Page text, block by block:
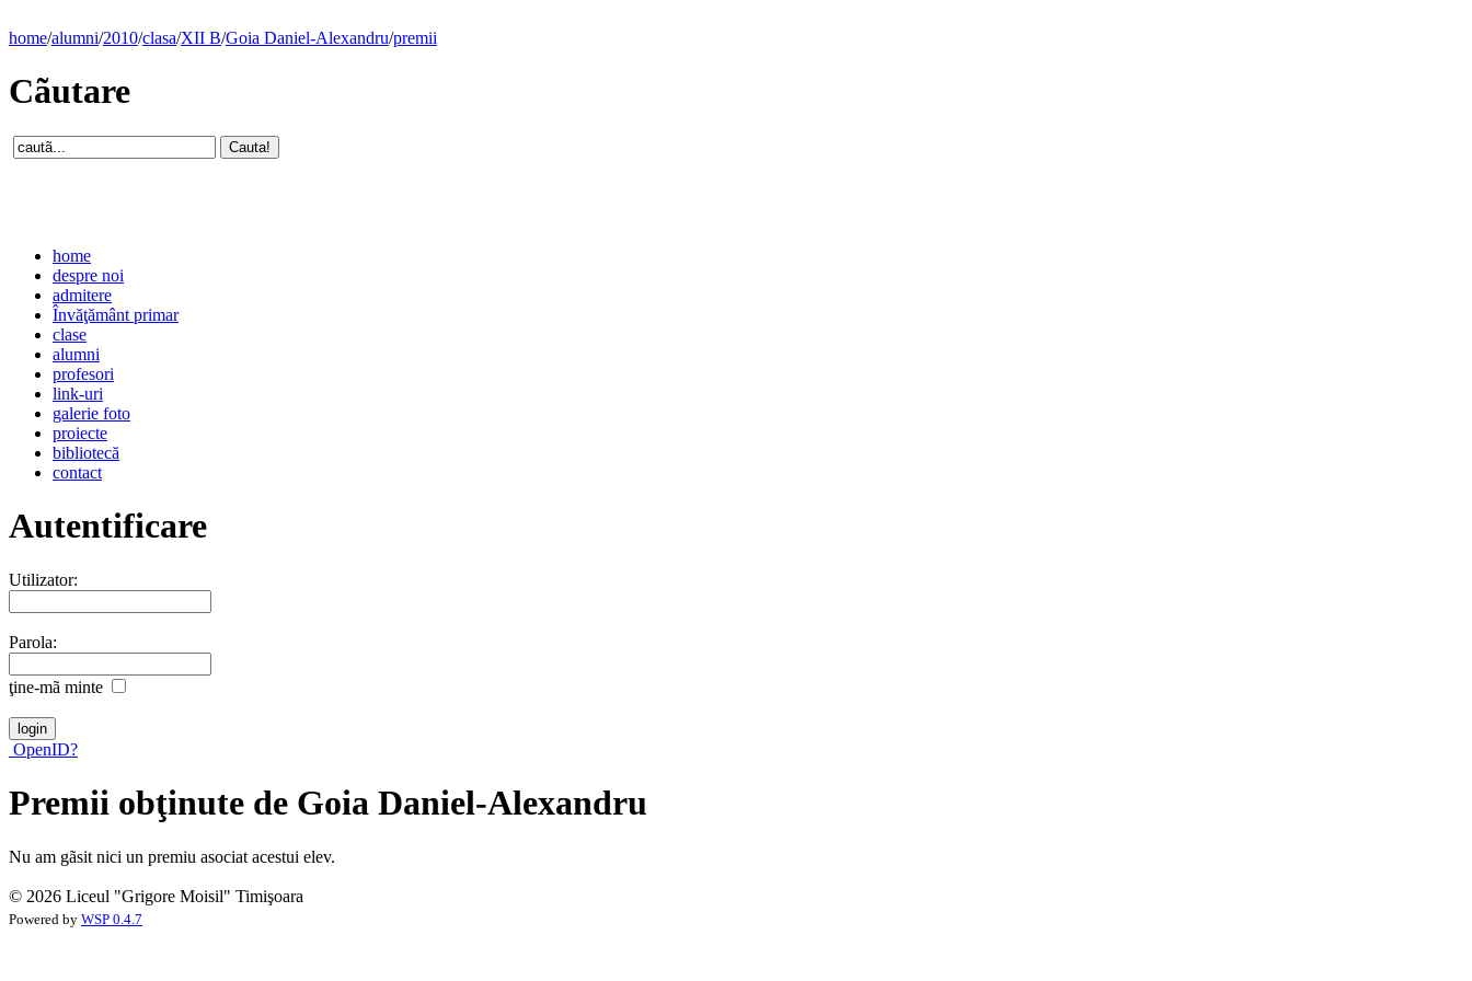
home/alumni/2010/clasa/XII B/Goia Daniel-Alexandru/premii
Cãutare
home
despre noi
admitere
Învăţământ primar
clase
alumni
profesori
link-uri
galerie foto
proiecte
bibliotecă
contact
Autentificare
Utilizator:
Parola:
ţine-mã minte
OpenID?
Premii obţinute de Goia Daniel-Alexandru
Nu am gãsit nici un premiu asociat acestui elev.
© 2026 Liceul "Grigore Moisil" Timişoara
Powered by WSP 0.4.7